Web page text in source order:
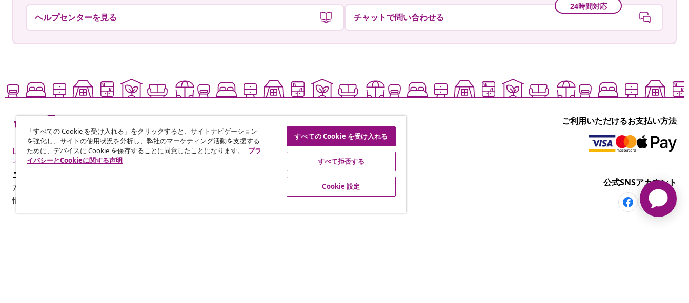
ヘルプセンターを見る
24時間対応
チャットで問い合わせる
Live it up for less も
っと手頃に楽しく
ご利用いただけるお支払い方法
ニュースレターに登録する
70万人以上のユーザーと一緒に、vidaXLから毎週のお得な情報や季節限定セール、新着
情報を受け取りましょう。
公式SNSアカウント
「すべての Cookie を受け入れる」をクリックすると、サイトナビゲーション
を強化し、サイトの使用状況を分析し、弊社のマーケティング活動を支援する
ために、デバイスに Cookie を保存することに同意したことになります。
プラ
イバシーとCookieに関する声明
すべての Cookie を受け入れる
すべて拒否する
Cookie 設定